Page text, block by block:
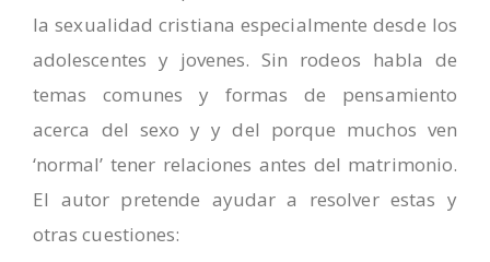
la sexualidad cristiana especialmente desde los
adolescentes y jovenes. Sin rodeos habla de
temas comunes y formas de pensamiento
acerca del sexo y y del porque muchos ven
‘normal’ tener relaciones antes del matrimonio.
El autor pretende ayudar a resolver estas y
otras cuestiones: